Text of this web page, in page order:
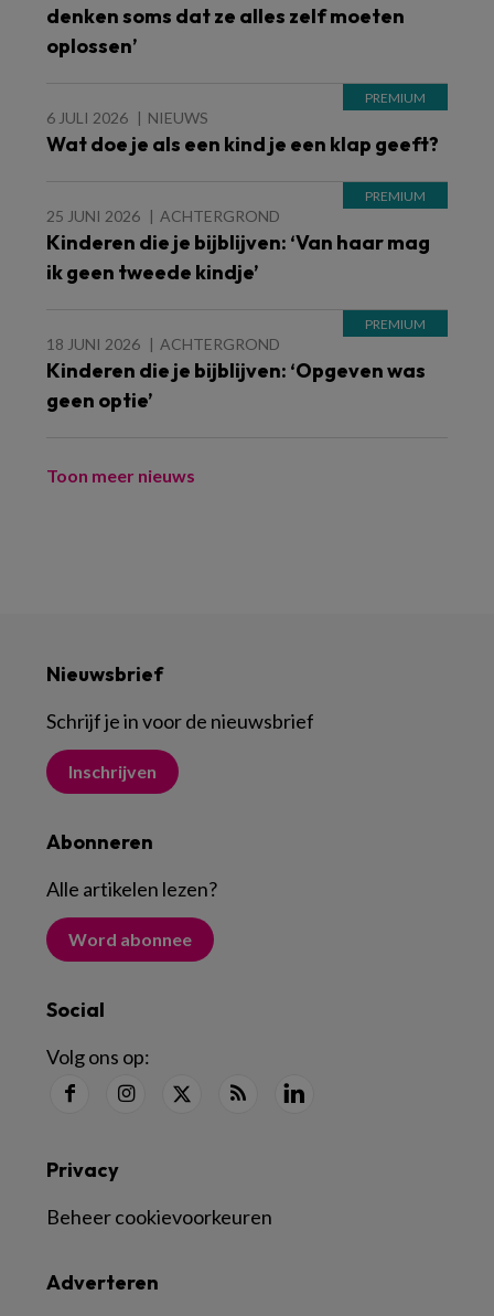
denken soms dat ze alles zelf moeten
oplossen’
6 JULI 2026 NIEUWS
Wat doe je als een kind je een klap geeft?
25 JUNI 2026 ACHTERGROND
Kinderen die je bijblijven: ‘Van haar mag
ik geen tweede kindje’
18 JUNI 2026 ACHTERGROND
Kinderen die je bijblijven: ‘Opgeven was
geen optie’
Toon meer nieuws
Nieuwsbrief
Schrijf je in voor de nieuwsbrief
Inschrijven
Abonneren
Alle artikelen lezen?
Word abonnee
Social
Volg ons op:
Adverteren
Privacy
Beheer cookievoorkeuren